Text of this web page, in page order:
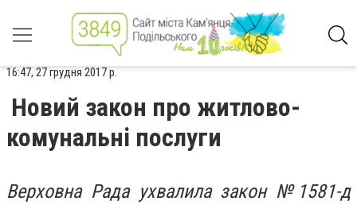
16:47, 27 грудня 2017 р.
Новий закон про житлово-
комунальні послуги
Верховна Рада ухвалила закон №1581-д